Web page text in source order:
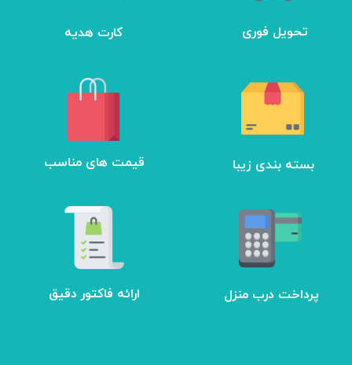
تحویل فوری کارت هدیه
​قیمت های مناسب بسته بندی زیبا
ارائه فاکتور دقیق پرداخت درب منزل